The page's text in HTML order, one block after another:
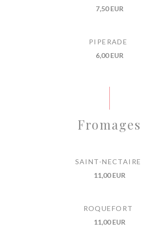
7,50 EUR
PIPERADE
6,00 EUR
Fromages
SAINT-NECTAIRE
11,00 EUR
ROQUEFORT
11,00 EUR